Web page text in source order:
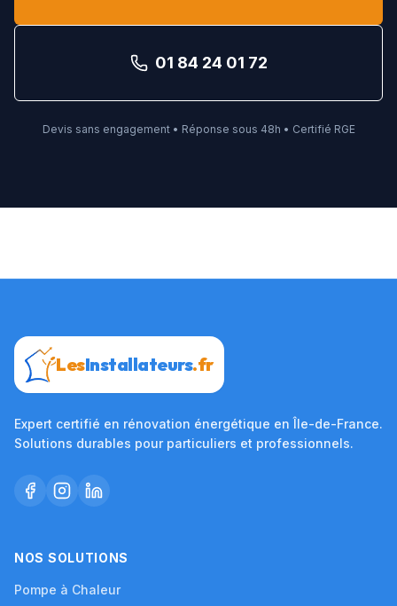
01 84 24 01 72
Devis sans engagement • Réponse sous 48h • Certifié RGE
LesInstallateurs.fr
Expert certifié en rénovation énergétique en Île-de-France.
Solutions durables pour particuliers et professionnels.
NOS SOLUTIONS
Pompe à Chaleur